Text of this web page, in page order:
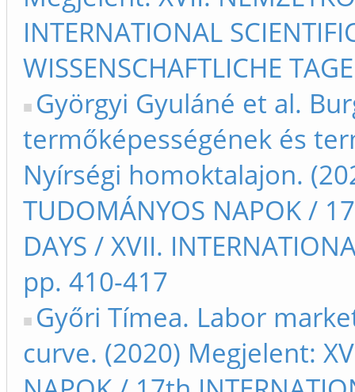
INTERNATIONAL
WISSENSCHAFTLICHE
Györgyi Gyuláné et al.
termőképességének és
Nyírségi homoktalajon.
TUDOMÁNYOS NAPOK /
DAYS / XVII.
pp. 410-417
Győri Tímea. Labor
curve. (2020) Megjelent: